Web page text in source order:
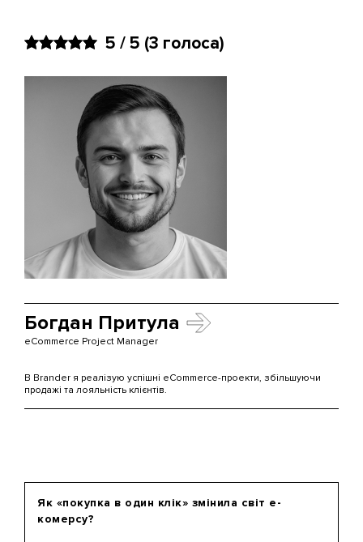
5 / 5 (3 голоса)
Богдан Притула
eCommerce Project Manager
В Brander я реалізую успішні eCommerce-проекти, збільшуючи
продажі та лояльність клієнтів.
Як «покупка в один клік» змінила світ е-
комерсу?